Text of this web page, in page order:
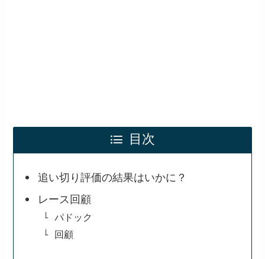
目次
追い切り評価の結果はいかに？
レース回顧
パドック
回顧